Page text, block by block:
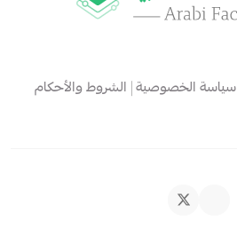
سياسة الخصوصية الشروط والأحكام